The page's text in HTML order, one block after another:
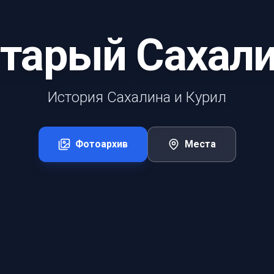
История Сахалина и Курил
Фотоархив Места